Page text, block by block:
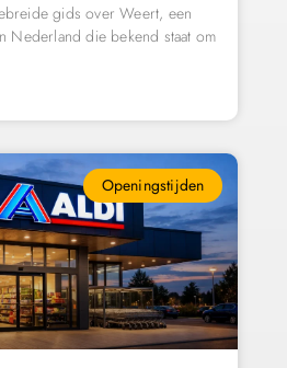
gids over Weert, een
Nederland die bekend staat om
Openingstijden